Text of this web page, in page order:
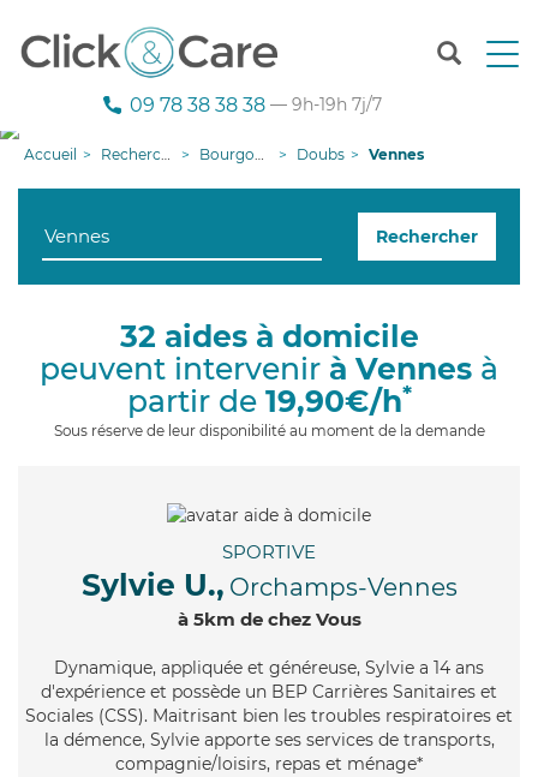
T
n
g
09 78 38 38 38 — 9h-19h 7j/7
Accueil Recherche aide à domicile Bourgogne-Franche-Comté Doubs Vennes
Rechercher
32 aides à domicile
peuvent intervenir à Vennes à
partir de 19,90€/h*
Sous réserve de leur disponibilité au moment de la demande
SPORTIVE
Sylvie U., Orchamps-Vennes
à 5km de chez Vous
Dynamique, appliquée et généreuse, Sylvie a 14 ans
d'expérience et possède un BEP Carrières Sanitaires et
Sociales (CSS). Maitrisant bien les troubles respiratoires et
la démence, Sylvie apporte ses services de transports,
compagnie/loisirs, repas et ménage*